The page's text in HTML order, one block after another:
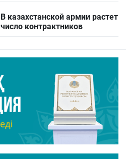
В казахстанской армии растет
число контрактников